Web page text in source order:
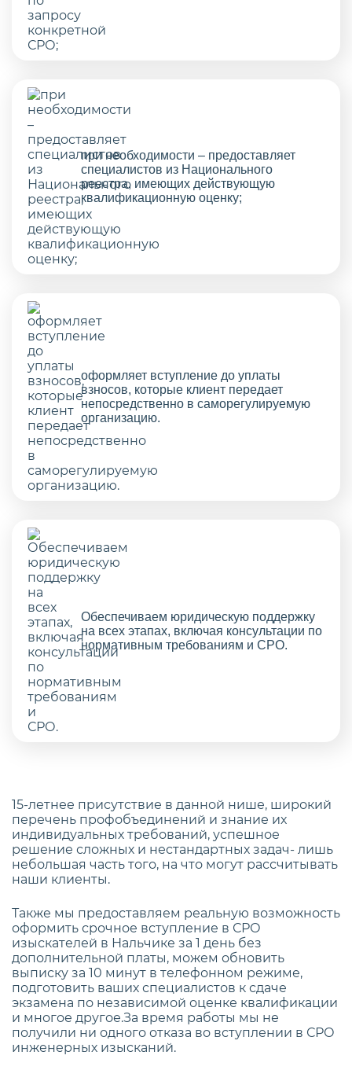
при необходимости – предоставляет
специалистов из Национального
реестра, имеющих действующую
квалификационную оценку;
оформляет вступление до уплаты
взносов, которые клиент передает
непосредственно в саморегулируемую
организацию.
Обеспечиваем юридическую поддержку
на всех этапах, включая консультации по
нормативным требованиям и СРО.
15-летнее присутствие в данной нише, широкий
перечень профобъединений и знание их
индивидуальных требований, успешное
решение сложных и нестандартных задач- лишь
небольшая часть того, на что могут рассчитывать
наши клиенты.
Также мы предоставляем реальную возможность
оформить срочное вступление в СРО
изыскателей в Нальчике за 1 день без
дополнительной платы, можем обновить
выписку за 10 минут в телефонном режиме,
подготовить ваших специалистов к сдаче
экзамена по независимой оценке квалификации
и многое другое.За время работы мы не
получили ни одного отказа во вступлении в СРО
инженерных изысканий.